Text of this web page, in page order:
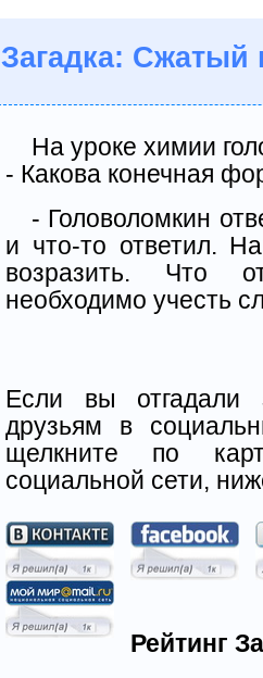
Загадка: Сжатый
На уроке химии
- Какова конечная
- Головоломкин
и что-то ответил.
возразить. Что
необходимо учесть
Если вы отгадали
друзьям в
щелкните по
социальной сети,
Рейтинг